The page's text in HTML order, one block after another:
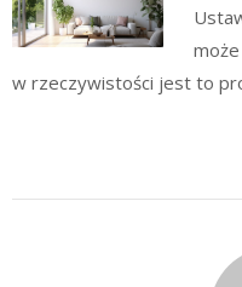
w rzeczywistości jest to